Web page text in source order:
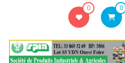
Produits
Industriels
0 0